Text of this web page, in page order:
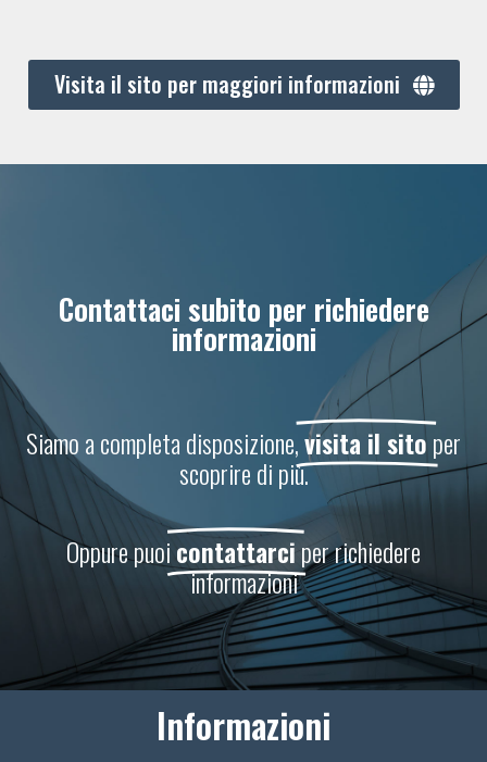
Visita il sito per maggiori informazioni
Contattaci subito per richiedere
informazioni
Siamo a completa disposizione,visita il sitoper
scoprire di più.
Oppure puoicontattarciper richiedere
informazioni
Informazioni